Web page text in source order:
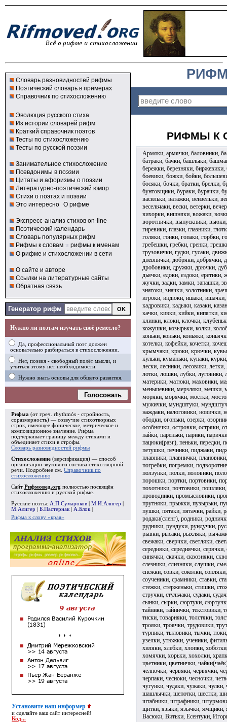
Словарь разновидностей рифмы
Поэтический словарь в примерах
Справочник по стихосложению
Эволюция русского стиха
Из истории словарей рифм
Краткий справочник поэтов
Тесты по стихосложению
Тесты по русской поэзии
Занимательное стихосложение
Псевдонимы в поэзии
Цитаты и афоризмы о поэзии
Литературно-поэтический юмор
Стихи о поэтах и поэзии
Это интересно О рифме
Экспресс-анализ стихов on-line
Поэтический календарь
Словарь популярных рифм
Рифмы к словам и рифмы к именам
О рифме и стихосложении в сети
О сайте и авторе
Ссылки на литературные сайты
Обратная связь
Генератор рифм
Нужно ли поэтам изучать своё ремесло?
Да, профессиональный поэт должен
основательно разбираться в стихосложении.
Нет, поэзия - свободный полёт мысли, и
учиться этому нет необходимости.
Нужно знать основы для общего развития.
Голосовать
Рифма (от греч. rhythmós - стройность,
соразмерность) — созвучие стихотворных
строк, имеющее фоническое, метрическое и
композиционное значение. Рифма
подчёркивает границу между стихами и
объединяет стихи в строфы
Словарь разновидностей рифмы
Стихосложение (версификация) — способ
организации звукового состава стихотворной
речи. Подробнее см. Справочник по
стихосложению
Сайт Рифмовед.org полностью посвящён
стихосложению и русской рифме.
Русские поэты: А.П.Сумароков М.И.Алигер
М.Алигер
Б.Пастернак А.Блок
Рифма к слову «края»
Установите наш информер
и сделайте ваш сайт интересней!
Код...
РИФМЫ К
Армяки, армячки, баловники,
батраки, бачки, башлыки,
бережки, березняки,
боевики, божки, бойки,
босяки, бочки, братки, брелки,
бунтовщики, бураки, бурачки,
васильки, ватажки, вензельки,
весельчаки, вески, ветерки,
вихорки, вишняки, вожаки,
воротнички, выпускники,
гиревики, глазки, глазники,
голяки, гонки, гопаки, горбки,
гребешки, гребки, гренки,
грузовички, гудки, гусаки,
дневнички, добряки,
дробовики, дружки, дрючки,
дьячки, едоки, ездоки,
жучки, задки, замки, запашки,
знатоки, значки, золотники,
игроки, индюки, ишаки, ишачки,
кадровики, кадыки, казаки,
качки, кивки, кийки, кипятки,
клинки, клоки, клочки,
кожушки, козырьки, колки,
коньки, коньки, коньяки,
котелки, кофейки, кочетки,
крымчаки, крюки, крючки,
кульки, куманьки, кунаки,
лески, лесники, лесовики,
лотки, лошки, лубки, луговики,
материки, матюки, маховики,
меньшевики, мерзляки, мешки,
моряки, морячки, мостки,
мужички, мундштуки,
наждаки, налоговики, новички,
ободки, огоньки, озерки,
особнячки, островки, остряки,
пайки, пареньки, парики,
пацюки(разг), пеньки, передки,
петушки, печники, пиджаки,
плавники, плавнички,
погребки, погремки,
ползунки, полки, половики,
порошки, портки, портовики,
похотники, почтовики,
проводники, промысловики,
прутняки, прыжки, пузырьки,
пушки, пятаки, пятачки, райки,
родаки(сленг), родники,
рудники, рундуки, рундучки,
рывки, рысаки, рыхляки,
свежаки, сверчки, светляки,
середняки, середнячки,
синячки, скачки, сквозняки,
слезники, слизняки, слушки,
снежки, совки, соколки,
соученики, срамники, ставки,
стежки, стерженьки, стишки,
стручки, стульчаки, судаки,
сынки, сырки, сюртуки,
тайники, тайнички, текстовики,
тиски, товарняки, толстяки,
трояки, троячки, трудовики,
турники, тыловики, тычки,
узелки, утюжки, ученики,
хиляки, хлебки, хлопки,
хомячки, хорьки, хохолки,
цветники, цветнички,
челночки, червяки, червячки,
черпаки, чесноки, чесночки,
чугунки, чудаки, чужаки,
шашлычки, шепотки, шестки,
штабники, штрафники,
щитки, языки, язычки, ямщики,
Васюки, Витьки, Есентуки,